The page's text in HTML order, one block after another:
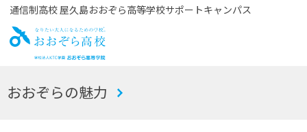
通信制高校 屋久島おおぞら高等学校サポートキャンパス
お
おおぞらの魅力